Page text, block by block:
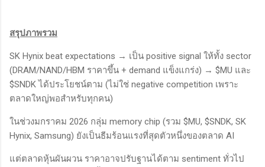
สรุปภาพรวม
SK Hynix beat expectations → เป็น positive signal ให้ทั้ง sector
(DRAM/NAND/HBM ราคาขึ้น + demand แข็งแกร่ง) → $MU และ
$SNDK ได้ประโยชน์ตาม (ไม่ใช่ negative competition เพราะ
ตลาดใหญ่พอสำหรับทุกคน)
ในช่วงมกราคม 2026 กลุ่ม memory chip (รวม $MU, $SNDK, SK
Hynix, Samsung) ยังเป็นธีมร้อนแรงที่สุดตัวหนึ่งของตลาด AI
แต่ตลาดหุ้นผันผวน ราคาอาจปรับฐานได้ตาม sentiment ทั่วไป